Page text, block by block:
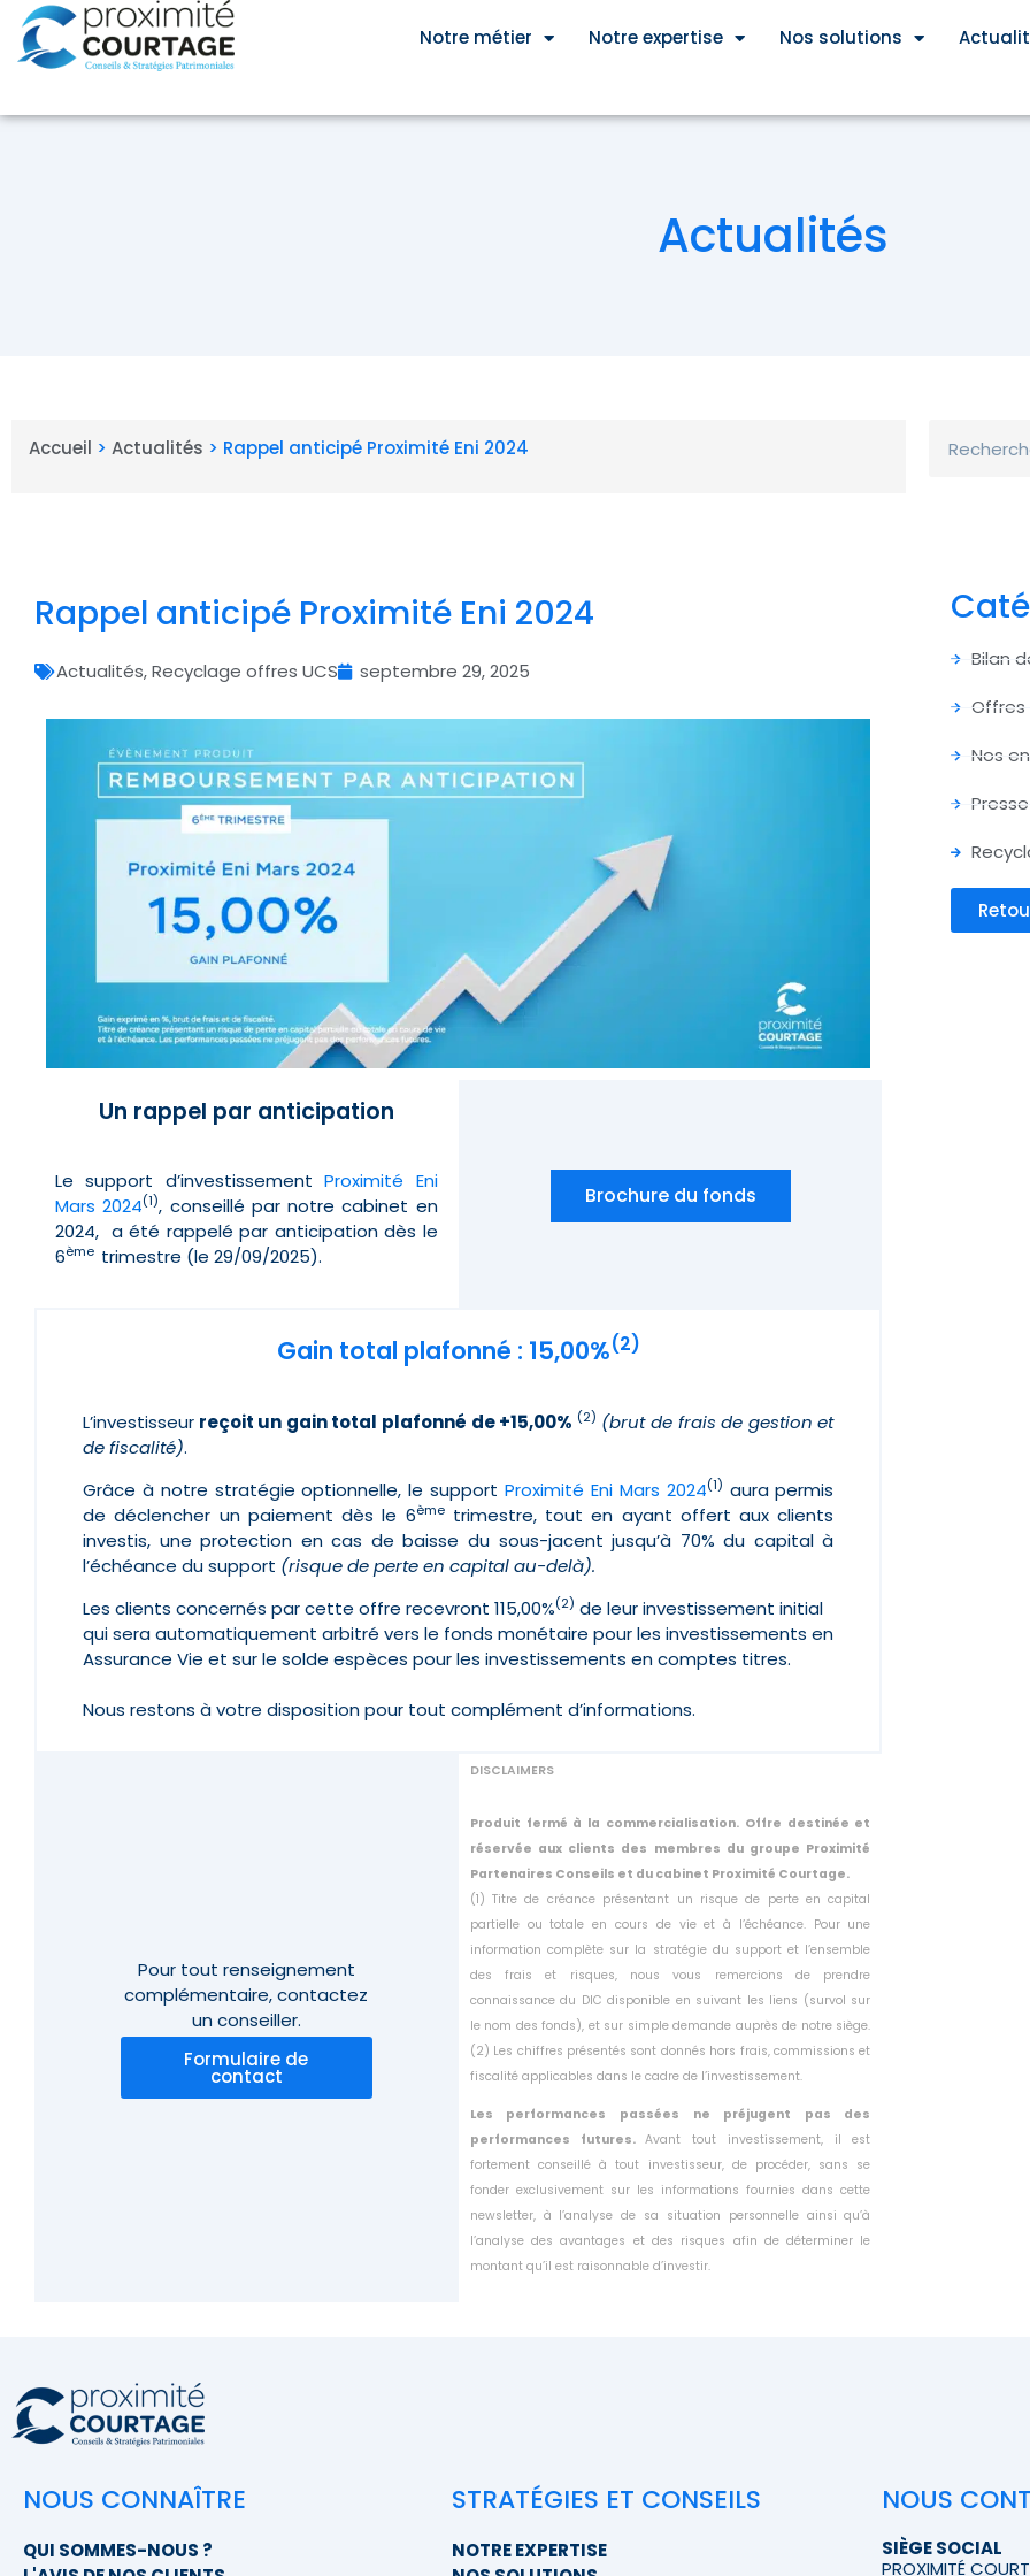
Aller
contenu
Notre métier Notre expertise Nos solutions
Actualités
Accueil > Actualités > Rappel anticipé Proximité Eni 2024
Rappel anticipé Proximité Eni 2024
Actualités,Recyclage offres UCS septembre 29, 2025
Un rappel par anticipation
Le support d’investissementProximité Eni
Mars 2024(1), conseillé par notre cabinet en
2024, a été rappelé par anticipation dès le
6ème trimestre (le 29/09/2025).
Brochure du fonds
Gain total plafonné : 15,00%(2)
L’investisseur reçoit un gain total plafonné de +15,00% (2) (brut de frais de gestion et
de fiscalité).
Grâce à notre stratégie optionnelle, le supportProximité Eni Mars 2024(1) aura permis
de déclencher un paiement dès le 6èmetrimestre, tout en ayant offert aux clients
investis, une protection en cas de baisse du sous-jacent jusqu’à 70% du capital à
l’échéance du support (risque de perte en capital au-delà).
Les clients concernés par cette offre recevront 115,00%(2) de leur investissement initial
qui sera automatiquement arbitré vers le fonds monétaire pour les investissements en
Assurance Vie et sur le solde espèces pour les investissements en comptes titres.
Nous restons à votre disposition pour tout complément d’informations.
Pour tout renseignement
complémentaire,contactez
un conseiller.
Formulaire de
contact
DISCLAIMERS
Produit fermé à la commercialisation. Offre destinée et
réservée aux clients des membres du groupe Proximité
Partenaires Conseils et du cabinet Proximité Courtage.
(1) Titre de créance présentant un risque de perte en capital
partielle outotale en cours de vie et à l’échéance. Pour une
information complète sur la stratégie du support et l’ensemble
des frais et risques, nous vous remercionsde prendre
connaissance du DIC disponible en suivant les liens (survol sur
le nom des fonds), et sur simple demande auprès de notre siège.
(2) Les chiffres présentés sont donnés hors frais, commissions et
fiscalité applicables dans le cadre de l’investissement.
Les performances passées ne préjugent pas des
performances futures.Avant tout investissement, il est
fortement conseillé à tout investisseur, de procéder, sans se
fonder exclusivement sur les informations fournies danscette
newsletter, à l’analyse de sa situation personnelle ainsi qu’à
l’analyse desavantages et des risques afin de déterminer le
montant qu’il est raisonnable d’investir.
Bilan
Nos
Presse
NOUS CONNAÎTRE
QUI SOMMES-NOUS ?
STRATÉGIES ET CONSEILS
NOTRE EXPERTISE
NOUS
SIÈGE SOCIAL
PROXIMITÉ